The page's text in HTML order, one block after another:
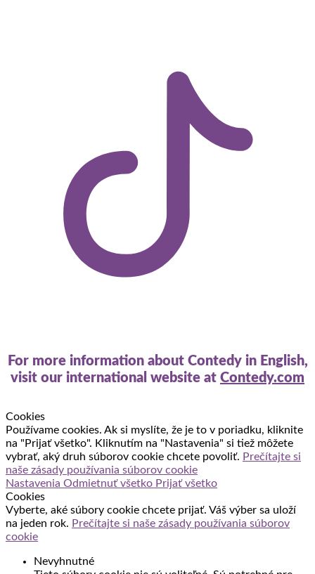
For more information about Contedy in English,
visit our international website at Contedy.com
Cookies
Používame cookies. Ak si myslíte, že je to v poriadku, kliknite
na "Prijať všetko". Kliknutím na "Nastavenia" si tiež môžete
vybrať, aký druh súborov cookie chcete povoliť. Prečítajte si
naše zásady používania súborov cookie
Nastavenia Odmietnuť všetko Prijať všetko
Cookies
Vyberte, aké súbory cookie chcete prijať. Váš výber sa uloží
na jeden rok. Prečítajte si naše zásady používania súborov
cookie
Nevyhnutné